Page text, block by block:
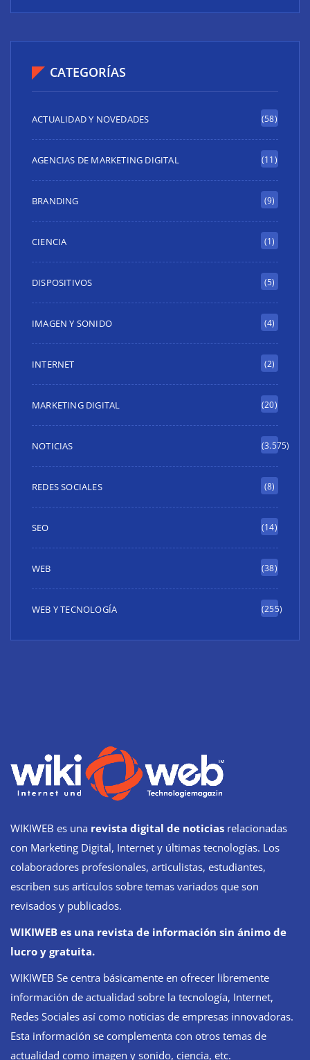
CATEGORÍAS
ACTUALIDAD Y NOVEDADES (58)
AGENCIAS DE MARKETING DIGITAL (11)
BRANDING (9)
CIENCIA (1)
DISPOSITIVOS (5)
IMAGEN Y SONIDO (4)
INTERNET (2)
MARKETING DIGITAL (20)
NOTICIAS (3.575)
REDES SOCIALES (8)
SEO (14)
WEB (38)
WEB Y TECNOLOGÍA (255)
WIKIWEB es una revista digital de noticias relacionadas
con Marketing Digital, Internet y últimas tecnologías. Los
colaboradores profesionales, articulistas, estudiantes,
escriben sus artículos sobre temas variados que son
revisados y publicados.
WIKIWEB es una revista de información sin ánimo de
lucro y gratuita.
WIKIWEB Se centra básicamente en ofrecer libremente
información de actualidad sobre la tecnología, Internet,
Redes Sociales así como noticias de empresas innovadoras.
Esta información se complementa con otros temas de
actualidad como imagen y sonido, ciencia, etc.